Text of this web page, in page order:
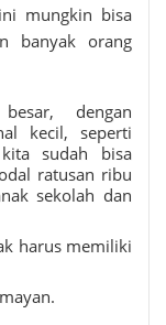
mungkin bisa
banyak orang
dengan
kecil, seperti
sudah bisa
ratusan ribu
sekolah dan
harus memiliki